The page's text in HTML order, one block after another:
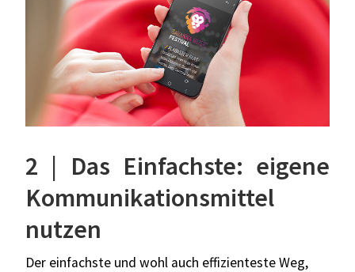
2 | Das Einfachste: eigene
Kommunikationsmittel
nutzen
Der einfachste und wohl auch effizienteste Weg,